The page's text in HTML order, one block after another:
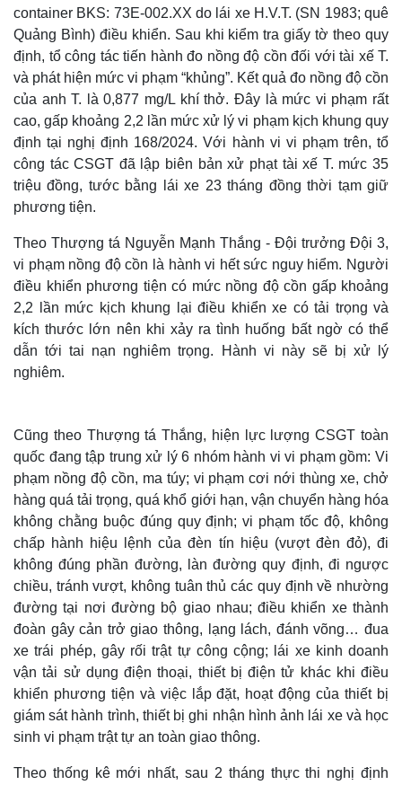
Thế giới
Quan sát
Cuộc sống đó đây
Hồ sơ
Multimedia
Video
E-Magazine
Infographic
container BKS: 73E-002.XX do lái xe H.V.T. (SN 1983; quê
Quảng Bình) điều khiển. Sau khi kiểm tra giấy tờ theo quy
định, tổ công tác tiến hành đo nồng độ cồn đối với tài xế T.
và phát hiện mức vi phạm “khủng”. Kết quả đo nồng độ cồn
của anh T. là 0,877 mg/L khí thở. Đây là mức vi phạm rất
cao, gấp khoảng 2,2 lần mức xử lý vi phạm kịch khung quy
định tại nghị định 168/2024. Với hành vi vi phạm trên, tổ
công tác CSGT đã lập biên bản xử phạt tài xế T. mức 35
triệu đồng, tước bằng lái xe 23 tháng đồng thời tạm giữ
phương tiện.
Theo Thượng tá Nguyễn Mạnh Thắng - Đội trưởng Đội 3,
vi phạm nồng độ cồn là hành vi hết sức nguy hiểm. Người
điều khiển phương tiện có mức nồng độ cồn gấp khoảng
2,2 lần mức kịch khung lại điều khiển xe có tải trọng và
kích thước lớn nên khi xảy ra tình huống bất ngờ có thể
dẫn tới tai nạn nghiêm trọng. Hành vi này sẽ bị xử lý
nghiêm.
Cũng theo Thượng tá Thắng, hiện lực lượng CSGT toàn
quốc đang tập trung xử lý 6 nhóm hành vi vi phạm gồm: Vi
phạm nồng độ cồn, ma túy; vi phạm cơi nới thùng xe, chở
hàng quá tải trọng, quá khổ giới hạn, vận chuyển hàng hóa
không chằng buộc đúng quy định; vi phạm tốc độ, không
chấp hành hiệu lệnh của đèn tín hiệu (vượt đèn đỏ), đi
không đúng phần đường, làn đường quy định, đi ngược
chiều, tránh vượt, không tuân thủ các quy định về nhường
đường tại nơi đường bộ giao nhau; điều khiển xe thành
đoàn gây cản trở giao thông, lạng lách, đánh võng… đua
xe trái phép, gây rối trật tự công cộng; lái xe kinh doanh
vận tải sử dụng điện thoại, thiết bị điện tử khác khi điều
khiển phương tiện và việc lắp đặt, hoạt động của thiết bị
giám sát hành trình, thiết bị ghi nhận hình ảnh lái xe và học
sinh vi phạm trật tự an toàn giao thông.
Theo thống kê mới nhất, sau 2 tháng thực thi nghị định